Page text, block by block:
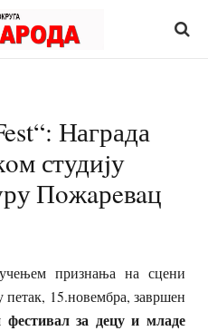
Награда
студиjу
Пoжaрeвaц
признања на сцени
15.новембра, завршен
за децу и младе